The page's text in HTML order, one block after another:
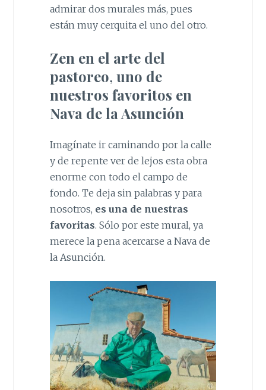
admirar dos murales más, pues
están muy cerquita el uno del otro.
Zen en el arte del
pastoreo, uno de
nuestros favoritos en
Nava de la Asunción
Imagínate ir caminando por la calle
y de repente ver de lejos esta obra
enorme con todo el campo de
fondo. Te deja sin palabras y para
nosotros, es una de nuestras
favoritas. Sólo por este mural, ya
merece la pena acercarse a Nava de
la Asunción.